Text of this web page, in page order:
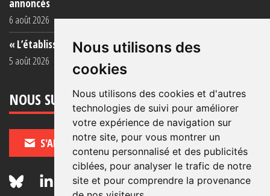
Nous utilisons des
cookies
Nous utilisons des cookies et d'autres
technologies de suivi pour améliorer
votre expérience de navigation sur
notre site, pour vous montrer un
contenu personnalisé et des publicités
ciblées, pour analyser le trafic de notre
site et pour comprendre la provenance
annoncés
6 août 2026
« L’établissement est une porcherie totale »
5 août 2026
NOUS SUIVRE
S'ABONNER